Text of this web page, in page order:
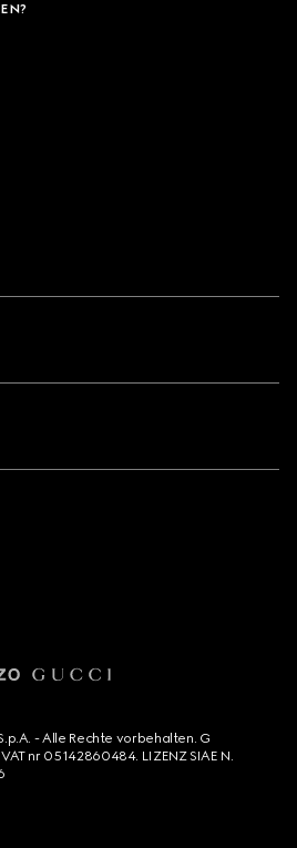
- Alle Rechte vorbehalten. G
nr 05142860484. LIZENZ SIAE N.